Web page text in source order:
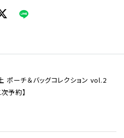
ポーチ＆バッグコレクション vol.2
予約】